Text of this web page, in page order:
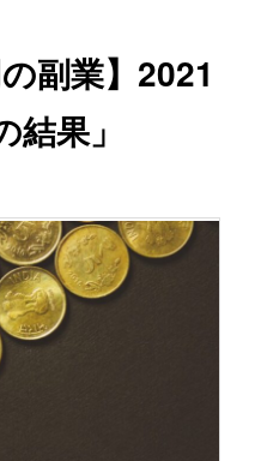
副業】2021
果」